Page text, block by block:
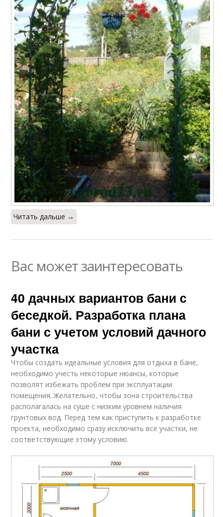
Читать дальше →
Вас может заинтересовать
40 дачных вариантов бани с
беседкой. Разработка плана
бани с учетом условий дачного
участка
Чтобы создать идеальные условия для отдыха в бане,
необходимо учесть некоторые нюансы, которые
позволят избежать проблем при эксплуатации
помещения. Желательно, чтобы зона строительства
располагалась на суше с низким уровнем наличия
грунтовых вод. Перед тем как приступить к разработке
проекта, необходимо сразу исключить все участки, не
соответствующие этому условию.